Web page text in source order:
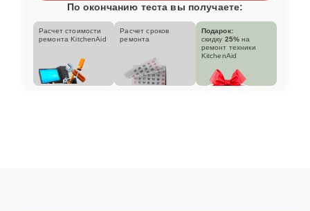
По окончанию теста вы получаете:
Расчет стоимости
ремонта KitchenAid
Расчет сроков
ремонта
Подарок:
скидку 25% на
ремонт техники
KitchenAid